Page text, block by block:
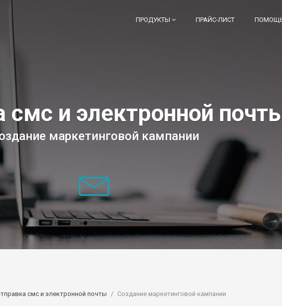
ПРОДУКТЫ ПРАЙС-ЛИСТ
смс и электронной
маркетинговой кампании
смс и электронной почты Создание маркетинговой кампании